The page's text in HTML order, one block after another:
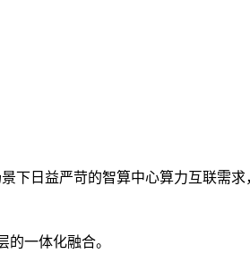
下日益严苛的智算中心算力互联需
一体化融合。